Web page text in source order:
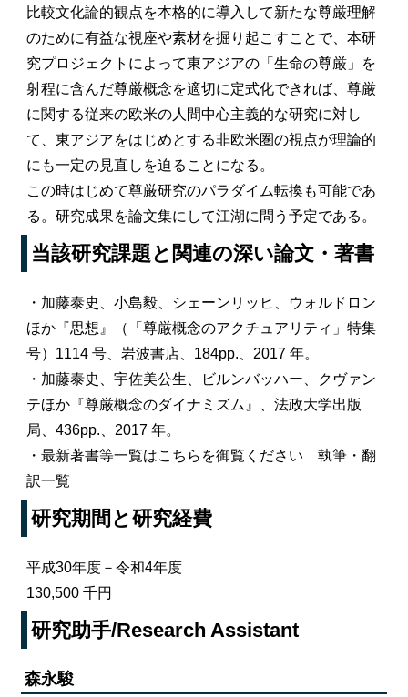
比較文化論的観点を本格的に導入して新たな尊厳理解
のために有益な視座や素材を掘り起こすことで、本研
究プロジェクトによって東アジアの「生命の尊厳」を
射程に含んだ尊厳概念を適切に定式化できれば、尊厳
に関する従来の欧米の人間中心主義的な研究に対し
て、東アジアをはじめとする非欧米圏の視点が理論的
にも一定の見直しを迫ることになる。
この時はじめて尊厳研究のパラダイム転換も可能であ
る。研究成果を論文集にして江湖に問う予定である。
当該研究課題と関連の深い論文・著書
・加藤泰史、小島毅、シェーンリッヒ、ウォルドロン
ほか『思想』（「尊厳概念のアクチュアリティ」特集
号）1114 号、岩波書店、184pp.、2017 年。
・加藤泰史、宇佐美公生、ビルンバッハー、クヴァン
テほか『尊厳概念のダイナミズム』、法政大学出版
局、436pp.、2017 年。
・最新著書等一覧はこちらを御覧ください執筆・翻
訳一覧
研究期間と研究経費
平成30年度－令和4年度
130,500 千円
研究助手/Research Assistant
森永駿